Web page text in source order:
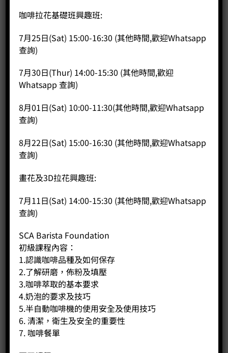
咖啡機清潔粉 900g
HK$195.00
分類：其它 清潔用品
商品說明
用途：
相關商品
咖啡拉花基礎班興趣班:
7月25日(Sat) 15:00-16:30 (其他時間,歡迎Whatsapp
查詢)
7月30日(Thur) 14:00-15:30 (其他時間,歡迎
Whatsapp 查詢)
8月01日(Sat) 10:00-11:30(其他時間,歡迎Whatsapp
查詢)
8月22日(Sat) 15:00-16:30 (其他時間,歡迎Whatsapp
查詢)
畫花及3D拉花興趣班:
7月11日(Sat) 14:00-15:30 (其他時間,歡迎Whatsapp
查詢)
SCA Barista Foundation
初級課程內容：
1.認識咖啡品種及如何保存
2.了解研磨，佈粉及填壓
3.咖啡萃取的基本要求
4.奶泡的要求及技巧
5.半自動咖啡機的使用安全及使用技巧
6. 清潔，衛生及安全的重要性
7. 咖啡餐單